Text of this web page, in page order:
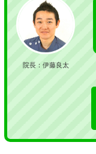
院長：伊藤良太